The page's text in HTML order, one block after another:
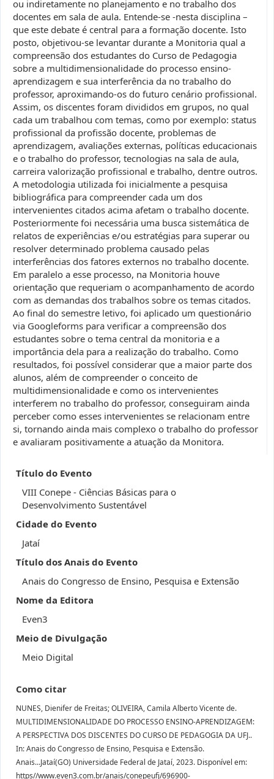
ou indiretamente no planejamento e no trabalho dos
docentes em sala de aula. Entende-se -nesta disciplina –
que este debate é central para a formação docente. Isto
posto, objetivou-se levantar durante a Monitoria qual a
compreensão dos estudantes do Curso de Pedagogia
sobre a multidimensionalidade do processo ensino-
aprendizagem e sua interferência da no trabalho do
professor, aproximando-os do futuro cenário profissional.
Assim, os discentes foram divididos em grupos, no qual
cada um trabalhou com temas, como por exemplo: status
profissional da profissão docente, problemas de
aprendizagem, avaliações externas, políticas educacionais
e o trabalho do professor, tecnologias na sala de aula,
carreira valorização profissional e trabalho, dentre outros.
A metodologia utilizada foi inicialmente a pesquisa
bibliográfica para compreender cada um dos
intervenientes citados acima afetam o trabalho docente.
Posteriormente foi necessária uma busca sistemática de
relatos de experiências e/ou estratégias para superar ou
resolver determinado problema causado pelas
interferências dos fatores externos no trabalho docente.
Em paralelo a esse processo, na Monitoria houve
orientação que requeriam o acompanhamento de acordo
com as demandas dos trabalhos sobre os temas citados.
Ao final do semestre letivo, foi aplicado um questionário
via Googleforms para verificar a compreensão dos
estudantes sobre o tema central da monitoria e a
importância dela para a realização do trabalho. Como
resultados, foi possível considerar que a maior parte dos
alunos, além de compreender o conceito de
multidimensionalidade e como os intervenientes
interferem no trabalho do professor, conseguiram ainda
perceber como esses intervenientes se relacionam entre
si, tornando ainda mais complexo o trabalho do professor
e avaliaram positivamente a atuação da Monitora.
Título do Evento
VIII Conepe - Ciências Básicas para o
Desenvolvimento Sustentável
Cidade do Evento
Jataí
Título dos Anais do Evento
Anais do Congresso de Ensino, Pesquisa e Extensão
Nome da Editora
Even3
Meio de Divulgação
Meio Digital
Como citar
NUNES, Dienifer de Freitas; OLIVEIRA, Camila Alberto Vicente de.
MULTIDIMENSIONALIDADE DO PROCESSO ENSINO-APRENDIZAGEM:
A PERSPECTIVA DOS DISCENTES DO CURSO DE PEDAGOGIA DA UFJ..
In: Anais do Congresso de Ensino, Pesquisa e Extensão.
Anais...Jataí(GO) Universidade Federal de Jataí, 2023. Disponível em:
https//www.even3.com.br/anais/conepeufj/696900-